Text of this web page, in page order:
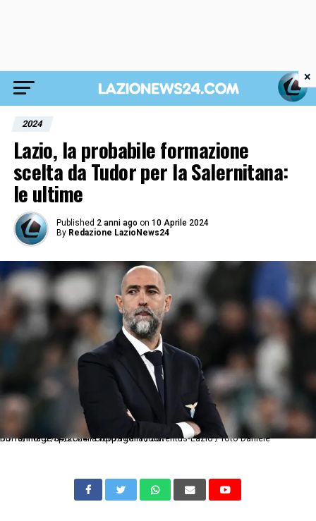
2024
Lazio, la probabile formazione
scelta da Tudor per la Salernitana:
le ultime
Published 2 anni ago on 10 Aprile 2024
By Redazione LazioNews24
Db Torino 02/04/2024 - Coppa Italia / Juventus-Lazio / foto Daniele Buffa/Image Sport nella foto: Igor Tudor
×